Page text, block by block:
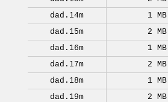
dad.14m
1 MB
dad.15m
2 MB
dad.16m
1 MB
dad.17m
2 MB
dad.18m
1 MB
dad.19m
2 MB